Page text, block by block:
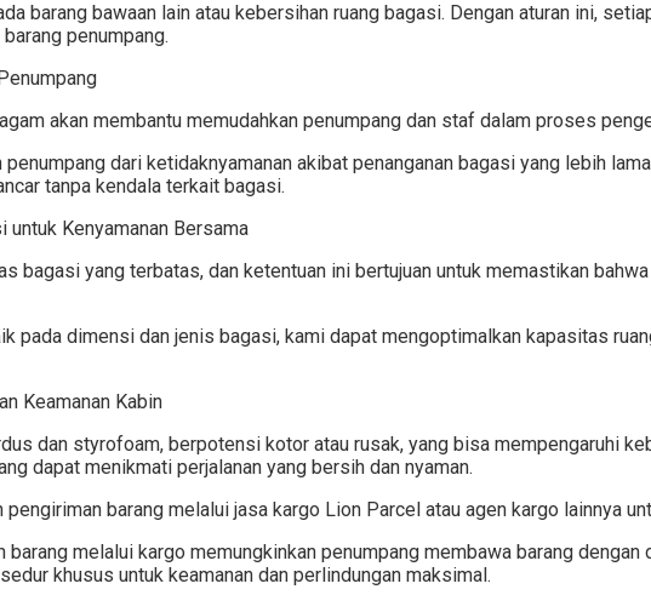
barang bawaan lain atau kebersihan ruang bagasi. Dengan aturan ini,
penumpang.
akan membantu memudahkan penumpang dan staf dalam proses
penumpang dari ketidaknyamanan akibat penanganan bagasi yang lebih
tanpa kendala terkait bagasi.
Kenyamanan Bersama
bagasi yang terbatas, dan ketentuan ini bertujuan untuk memastikan
pada dimensi dan jenis bagasi, kami dapat mengoptimalkan kapasitas
Keamanan Kabin
dan styrofoam, berpotensi kotor atau rusak, yang bisa mempengaruhi
dapat menikmati perjalanan yang bersih dan nyaman.
barang melalui jasa kargo Lion Parcel atau agen kargo lainnya
barang melalui kargo memungkinkan penumpang membawa barang
khusus untuk keamanan dan perlindungan maksimal.